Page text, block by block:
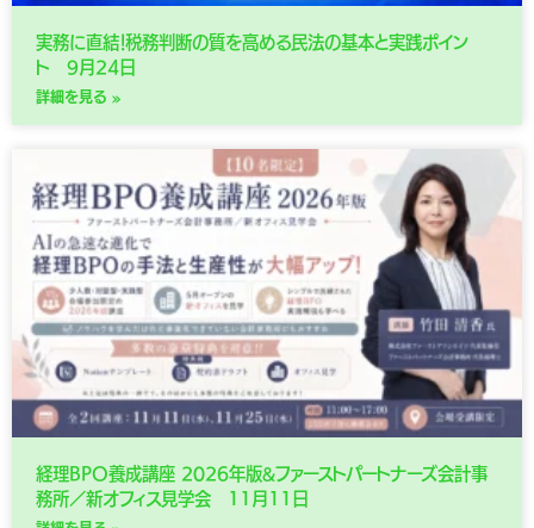
実務に直結！税務判断の質を高める民法の基本と実践ポイン
ト 9月24日
詳細を見る »
経理BPO養成講座 2026年版&ファーストパートナーズ会計事
務所／新オフィス見学会 11月11日